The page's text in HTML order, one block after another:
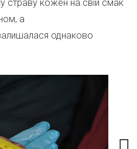
страву кожен на свій смак
а
однаково